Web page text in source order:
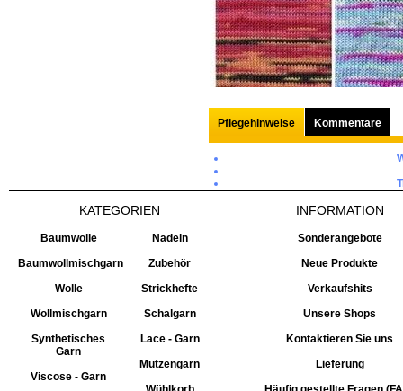
Pflegehinweise Kommentare
KATEGORIEN
Baumwolle
Baumwollmischgarn
Wolle
Wollmischgarn
Synthetisches
Garn
Viscose - Garn
Nadeln
Zubehör
Strickhefte
Schalgarn
Lace - Garn
Mützengarn
INFORMATION
Sonderangebote
Neue Produkte
Verkaufshits
Unsere Shops
Kontaktieren Sie uns
Lieferung